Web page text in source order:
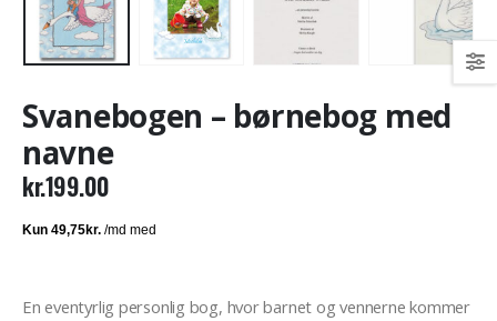
Svanebogen – børnebog med
navne
kr.199.00
En eventyrlig personlig bog, hvor barnet og vennerne kommer